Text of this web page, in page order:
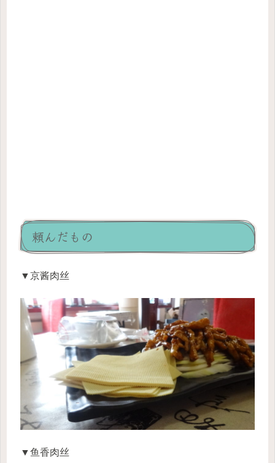
頼んだもの
▼京酱肉丝
▼鱼香肉丝